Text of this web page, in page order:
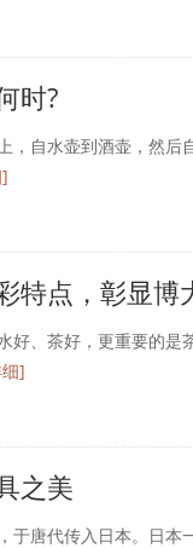
时?
自水壶到酒壶，然后自
特点，彰显博
、茶好，更重要的是
]
之美
唐代传入日本。日本